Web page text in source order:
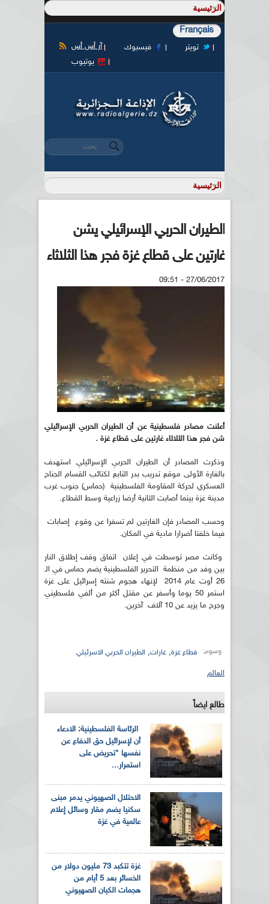
Français
آر أس أس فيسبوك
تويتر
يوتيوب
استمارة البحث
‏بحث ‏
الطيران الحربي الإسرائيلي يشن
غارتين على قطاع غزة فجر هذا الثلاثاء
27/06/2017 - 09:51
أعلنت مصادر فلسطينية عن أن الطيران الحربي الإسرائيلي
شن فجر هذا الثلاثاء غارتين على قطاع غزة .
وذكرت المصادر أن الطيران الحربي الإسرائيلي استهدف
بالغارة الأولى موقع تدريب بدر التابع لكتائب القسام الجناح
العسكري لحركة المقاومة الفلسطينية (حماس) جنوب غرب
مدينة غزة بينما أصابت الثانية أرضا زراعية وسط القطاع.
وحسب المصادر فإن الغارتين لم تسفرا عن وقوع إصابات
فيما خلفتا أضرارا مادية في المكان.
وكانت مصر توسطت في إعلان اتفاق وقف إطلاق النار
بين وفد من منظمة التحرير الفلسطينية يضم حماس في الـ
26 أوت عام 2014 لإنهاء هجوم شنته إسرائيل على غزة
استمر 50 يوما وأسفر عن مقتل أكثر من ألفي فلسطيني
وجرح ما يزيد عن 10 آلاف آخرين.
وسوم: قطاع غزة, غارات, الطيران الحربي الاسرئيلي
العالم
طالع ايضاً
الرئاسة الفلسطينية: الادعاء
أن لإسرائيل حق الدفاع عن
نفسها "تحريض على
استمرار...
الاحتلال الصهيوني يدمر مبنى
سكنيا يضم مقار وسائل إعلام
عالمية في غزة
غزة تتكبد 73 مليون دولار من
الخسائر بعد 5 أيام من
هجمات الكيان الصهيوني